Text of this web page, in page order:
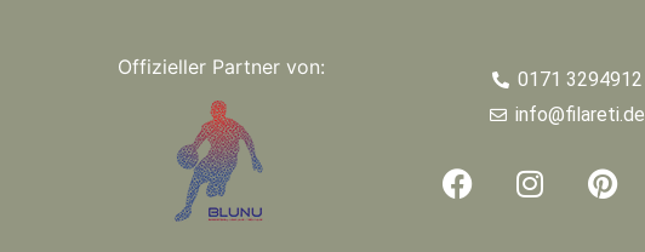
Offizieller Partner von:
0171 3294912
info@filareti.de